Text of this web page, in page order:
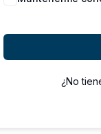
¿No